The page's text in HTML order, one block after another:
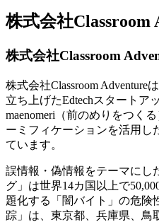
株式会社Classroom
株式会社Classroom
株式会社Classroom
立ち上げたEdtechスタートア
maenomeri（前のめりをつく
ーミフィケーションを活用し
ています。
誤情報・偽情報をテーマにし
グ」は世界14カ国以上で
題化する「闇バイト」の危険
踪」は、東京都、兵庫県、鳥